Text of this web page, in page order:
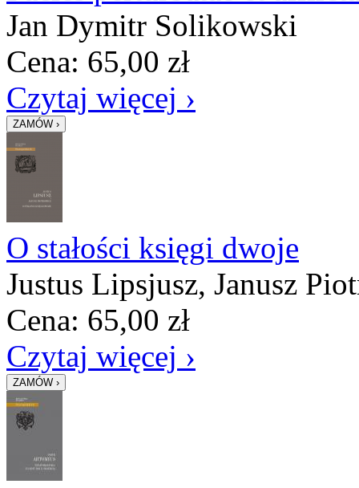
Jan Dymitr Solikowski
Cena: 65,00 zł
Czytaj więcej ›
O stałości księgi dwoje
Justus Lipsjusz, Janusz
Cena: 65,00 zł
Czytaj więcej ›